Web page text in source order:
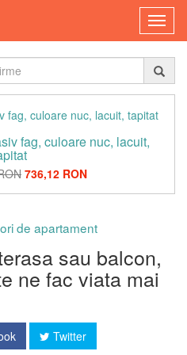
fag, culoare nuc, lacuit,
736,12 RON
de apartament
sau balcon,
ne fac viata mai
Twitter